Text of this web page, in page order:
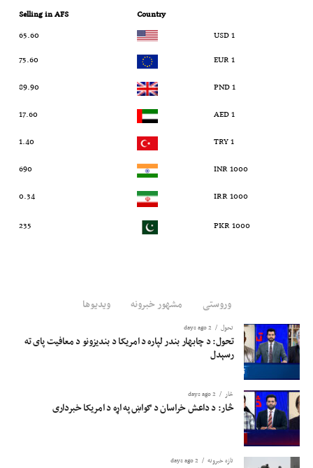
Country
Selling in AFS
1 USD
65.60
1 EUR
75.60
1 PND
89.90
1 AED
17.60
1 TRY
1.40
1000 INR
690
1000 IRR
0.34
1000 PKR
235
وروستی مشهور خبرونه ویدیوها
تحول 2 days ago
تحول: د چابهار بندر لپاره د امریکا د بندیزونو د معافیت پای ته
رسېدل
څار 2 days ago
څار: د داعش خراسان د ګواښ په اړه د امریکا خبرداری
تازه خبرونه 2 days ago